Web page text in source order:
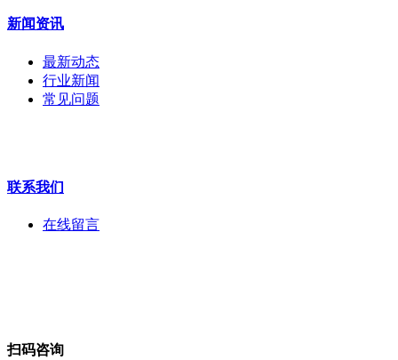
拼接屏
安检门
工程宝
海康机器人
新闻资讯
最新动态
行业新闻
常见问题
联系我们
在线留言
扫码咨询